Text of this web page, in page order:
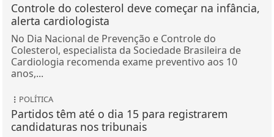
Controle do colesterol deve começar na infância,
alerta cardiologista
No Dia Nacional de Prevenção e Controle do
Colesterol, especialista da Sociedade Brasileira de
Cardiologia recomenda exame preventivo aos 10
anos,...
POLÍTICA
Partidos têm até o dia 15 para registrarem
candidaturas nos tribunais